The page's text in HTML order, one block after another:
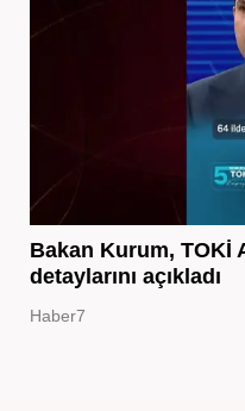
Bakan Kurum, TOKİ
detaylarını açıkladı
Haber7